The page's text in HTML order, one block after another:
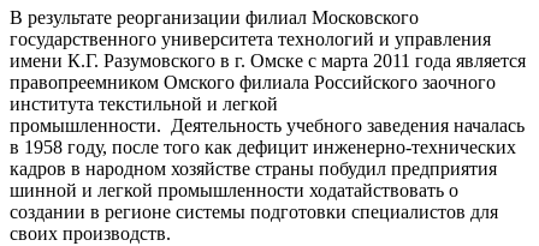
В результате реорганизации филиал Московского
государственного университета технологий и управления
имени К.Г. Разумовского в г. Омске с марта 2011 года является
правопреемником Омского филиала Российского заочного
института текстильной и легкой
промышленности. Деятельность учебного заведения началась
в 1958 году, после того как дефицит инженерно-технических
кадров в народном хозяйстве страны побудил предприятия
шинной и легкой промышленности ходатайствовать о
создании в регионе системы подготовки специалистов для
своих производств.